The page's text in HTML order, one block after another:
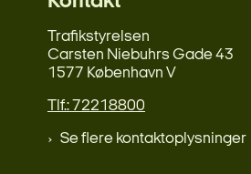
Trafikstyrelsen
Carsten Niebuhrs Gade 43
1577 København V
Tlf.: 72218800
Se flere kontaktoplysninger